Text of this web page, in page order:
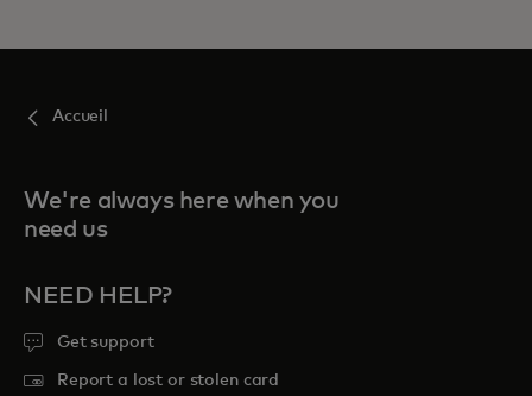
Accueil
We're always here when you
need us
NEED HELP?
Get support
Report a lost or stolen card